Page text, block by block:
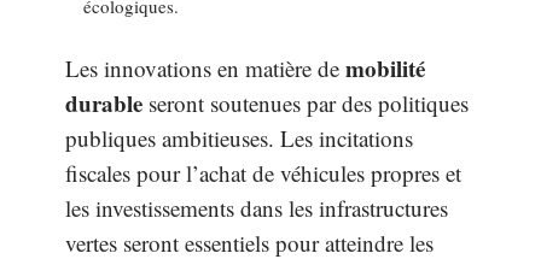
écologiques.
Les innovations en matière de mobilité
durable seront soutenues par des politiques
publiques ambitieuses. Les incitations
fiscales pour l’achat de véhicules propres et
les investissements dans les infrastructures
vertes seront essentiels pour atteindre les